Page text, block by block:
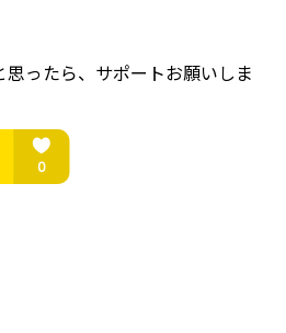
ったら、サポートお願いしま